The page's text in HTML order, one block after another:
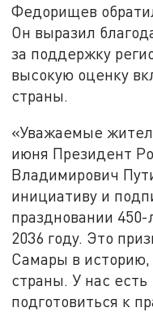
Федорищев
Он выразил
за поддержку
высокую оценку
страны.
«Уважаемые
июня Президент
Владимирович
инициативу и
праздновании
2036 году. Это
Самары в историю,
страны. У нас есть
подготовиться к